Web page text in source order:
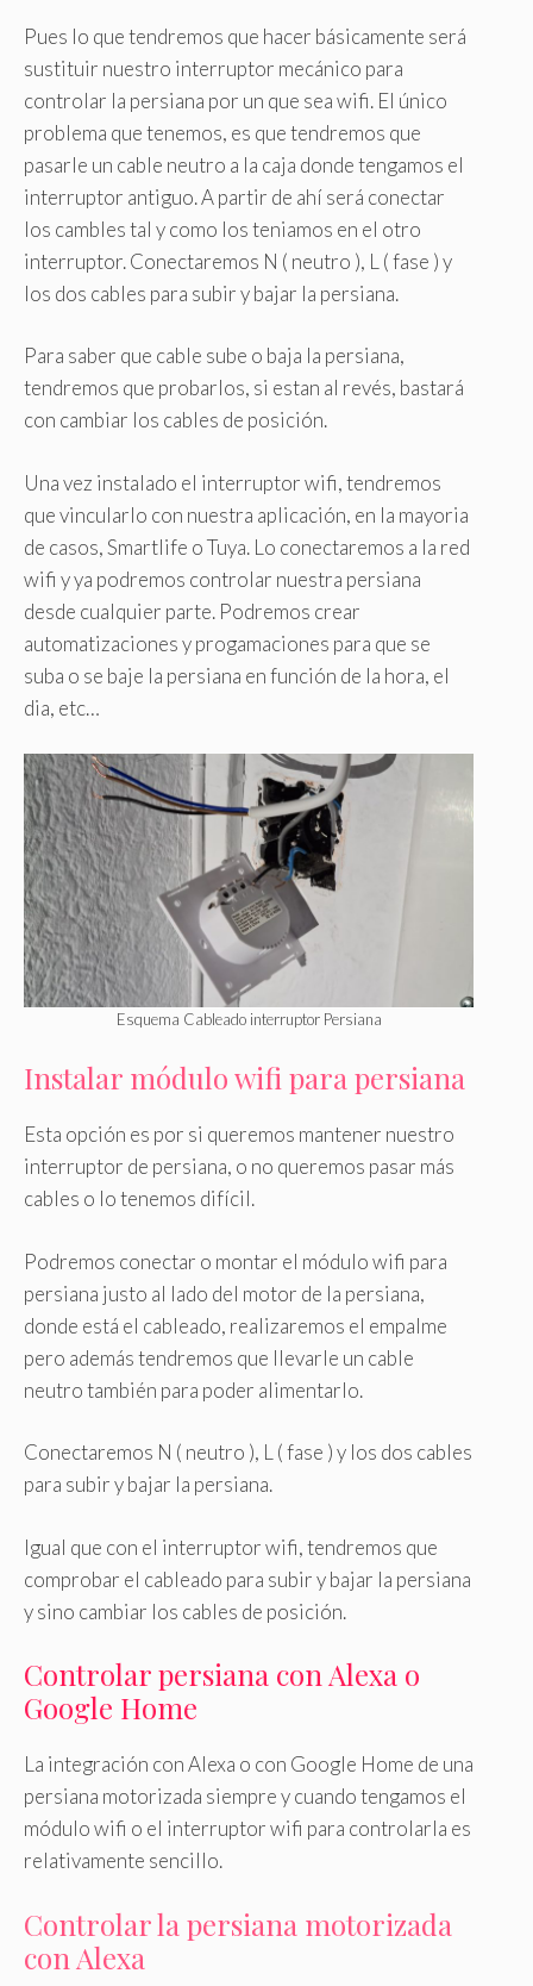
Pues lo que tendremos que hacer básicamente será
sustituir nuestro interruptor mecánico para
controlar la persiana por un que sea wifi. El único
problema que tenemos, es que tendremos que
pasarle un cable neutro a la caja donde tengamos el
interruptor antiguo. A partir de ahí será conectar
los cambles tal y como los teniamos en el otro
interruptor. Conectaremos N ( neutro ), L ( fase ) y
los dos cables para subir y bajar la persiana.
Para saber que cable sube o baja la persiana,
tendremos que probarlos, si estan al revés, bastará
con cambiar los cables de posición.
Una vez instalado el interruptor wifi, tendremos
que vincularlo con nuestra aplicación, en la mayoria
de casos, Smartlife o Tuya. Lo conectaremos a la red
wifi y ya podremos controlar nuestra persiana
desde cualquier parte. Podremos crear
automatizaciones y progamaciones para que se
suba o se baje la persiana en función de la hora, el
dia, etc…
Esquema Cableado interruptor Persiana
Instalar módulo wifi para persiana
Esta opción es por si queremos mantener nuestro
interruptor de persiana, o no queremos pasar más
cables o lo tenemos difícil.
Podremos conectar o montar el módulo wifi para
persiana justo al lado del motor de la persiana,
donde está el cableado, realizaremos el empalme
pero además tendremos que llevarle un cable
neutro también para poder alimentarlo.
Conectaremos N ( neutro ), L ( fase ) y los dos cables
para subir y bajar la persiana.
Igual que con el interruptor wifi, tendremos que
comprobar el cableado para subir y bajar la persiana
y sino cambiar los cables de posición.
Controlar persiana con Alexa o
Google Home
La integración con Alexa o con Google Home de una
persiana motorizada siempre y cuando tengamos el
módulo wifi o el interruptor wifi para controlarla es
relativamente sencillo.
Controlar la persiana motorizada
con Alexa